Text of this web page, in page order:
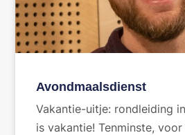
Avondmaalsdienst
Vakantie-uitje: rondleiding
is vakantie! Tenminste,